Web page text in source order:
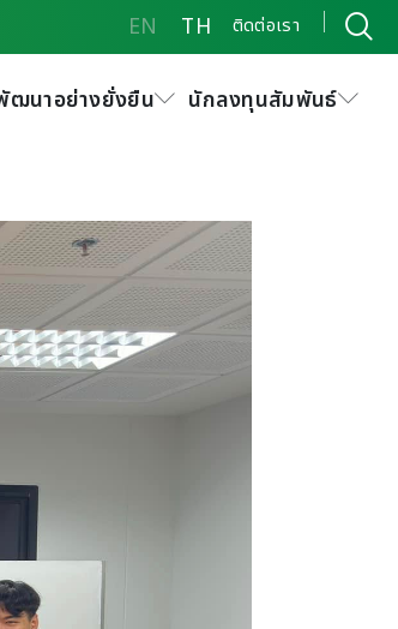
EN TH ติดต่อเรา
ฒนาอย่างยั่งยืน นักลงทุนสัมพันธ์
งงาน